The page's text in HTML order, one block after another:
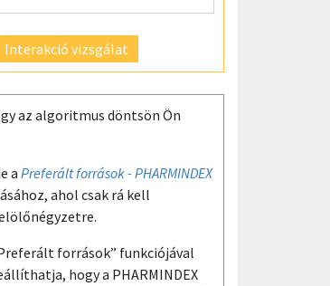
Interakció vizsgálat
az algoritmus döntsön Ön
a Preferált források - PHARMINDEX
ahol csak rá kell
források” funkciójával
hogy a PHARMINDEX